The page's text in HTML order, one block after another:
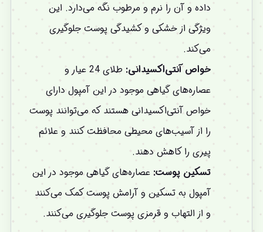
داده و آن را نرم و مرطوب نگه می‌دارد. این
ویژگی از خشکی و کشیدگی پوست جلوگیری
می‌کند.
خواص آنتی‌اکسیدانی:
طلای 24 عیار و
عصاره‌های گیاهی موجود در این آمپول دارای
خواص آنتی‌اکسیدانی هستند که می‌توانند پوست
را از آسیب‌های محیطی محافظت کنند و علائم
پیری را کاهش دهند.
تسکین پوست: عصاره‌های گیاهی موجود در این
آمپول به تسکین و آرامش پوست کمک می‌کنند
و از التهاب و قرمزی پوست جلوگیری می‌کنند.